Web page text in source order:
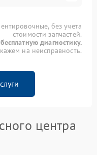
без учета
стоимости запчастей.
диагностику.
на неисправность.
центра